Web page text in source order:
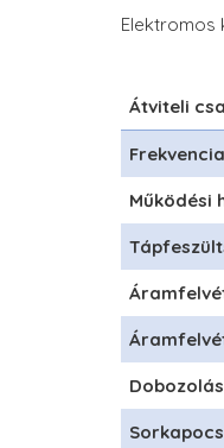
Elektromos
Átviteli
Működési
Dobozolás